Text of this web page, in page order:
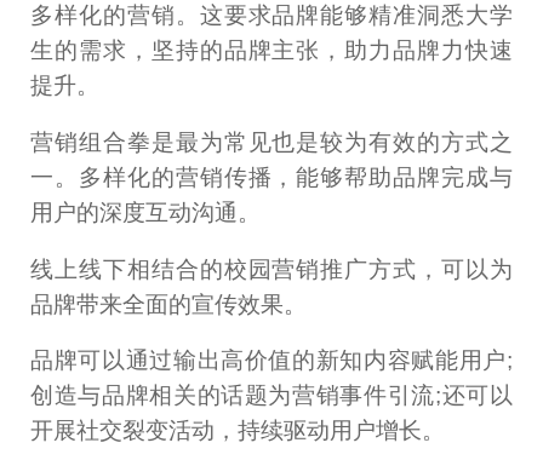
多样化的营销。这要求品牌能够精准洞悉大学
生的需求，坚持的品牌主张，助力品牌力快速
提升。
营销组合拳是最为常见也是较为有效的方式之
一。多样化的营销传播，能够帮助品牌完成与
用户的深度互动沟通。
线上线下相结合的校园营销推广方式，可以为
品牌带来全面的宣传效果。
品牌可以通过输出高价值的新知内容赋能用户;
创造与品牌相关的话题为营销事件引流;还可以
开展社交裂变活动，持续驱动用户增长。